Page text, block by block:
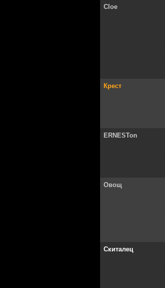
Cloe
Крест
ERNESTon
Овощ
Скиталец